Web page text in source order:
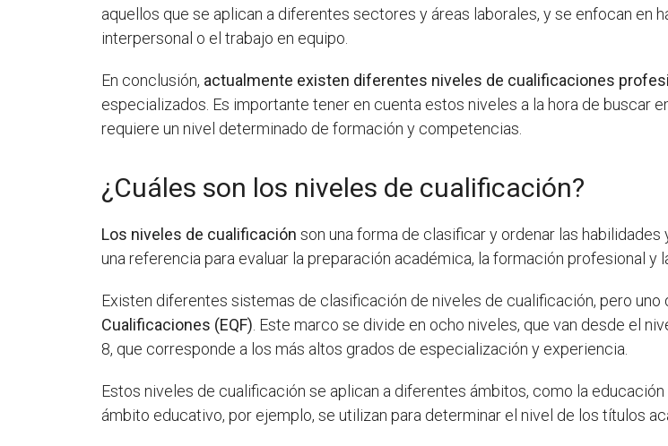
aquellos que se aplican a diferentes sectores y áreas laborales, y se enfocan
interpersonal o el trabajo en equipo.
En conclusión, actualmente existen diferentes niveles de cualificaciones
especializados. Es importante tener en cuenta estos niveles a la hora de buscar
requiere un nivel determinado de formación y competencias.
¿Cuáles son los niveles de cualificación?
Los niveles de cualificación son una forma de clasificar y ordenar las
una referencia para evaluar la preparación académica, la formación profesional y
Existen diferentes sistemas de clasificación de niveles de cualificación, pero
Cualificaciones (EQF) . Este marco se divide en ocho niveles, que van desde el
8, que corresponde a los más altos grados de especialización y experiencia.
Estos niveles de cualificación se aplican a diferentes ámbitos, como la
ámbito educativo, por ejemplo, se utilizan para determinar el nivel de los títulos